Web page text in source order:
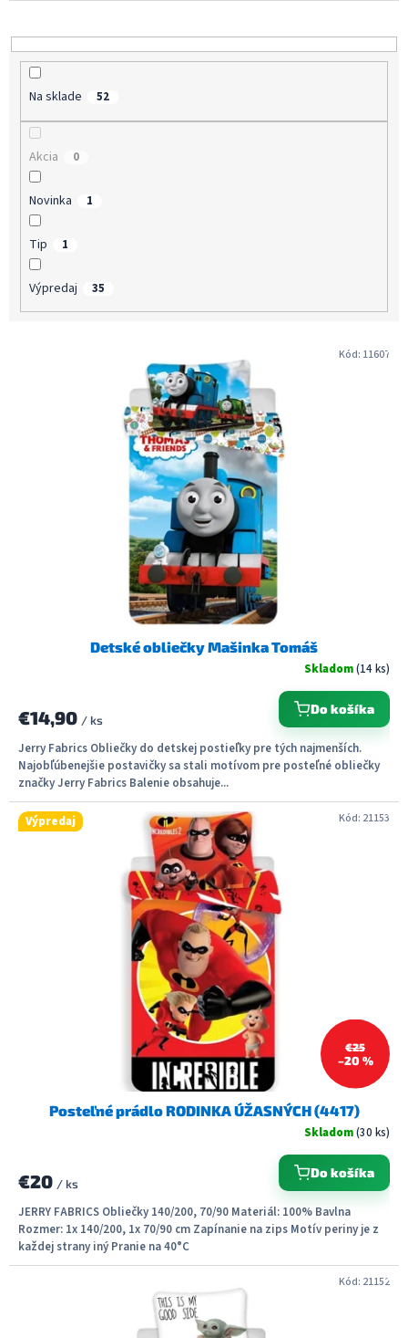
u
k
t
v
Na sklade 52
Akcia 0
Novinka 1
Tip 1
Výpredaj 35
Detské obliečky Mašinka Tomáš
Skladom(14 ks)
€14,90 / ks
Do košíka
Jerry Fabrics Obliečky do detskej postieľky pre tých najmenších.
Najobľúbenejšie postavičky sa stali motívom pre posteľné obliečky
značky Jerry Fabrics Balenie obsahuje...
Kód: 11607
Výpredaj
€25
–20 %
Posteľné prádlo RODINKA ÚŽASNÝCH (4417)
Skladom(30 ks)
€20 / ks
Do košíka
JERRY FABRICS Obliečky 140/200, 70/90 Materiál: 100% Bavlna
Rozmer: 1x 140/200, 1x 70/90 cm Zapínanie na zips Motív periny je z
každej strany iný Pranie na 40°C
Kód: 21153
Kód: 21152